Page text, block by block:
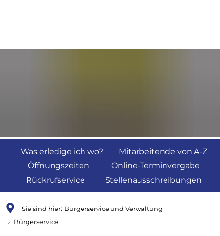
Was erledige ich wo?
Mitarbeitende von A-Z
Öffnungszeiten
Online-Terminvergabe
Rückrufservice
Stellenausschreibungen
Sie sind hier: Bürgerservice und Verwaltung
Bürgerservice